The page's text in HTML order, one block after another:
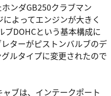
ンダGB250クラブマン
よってエンジンが大きく
ブDOHCという基本構成に
ターがピストンバルブのデ
ルタイプに変更されたので
ブは、インテークポート